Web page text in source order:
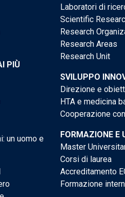
PIÙ
un uomo e
Laboratori di
Scientific
Research
Research Areas
Research Unit
SVILUPPO
Direzione e
HTA e medicina
Cooperazione
FORMAZIONE E
Master
Corsi di laurea
Accreditamento
Formazione